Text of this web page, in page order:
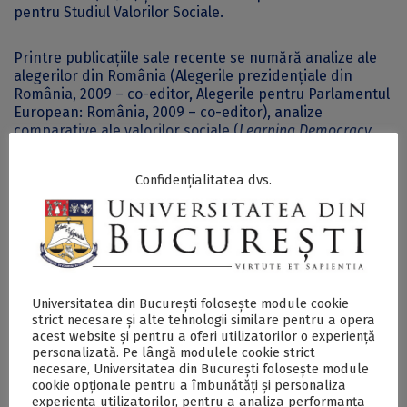
pentru Studiul Valorilor Sociale.
Printre publicațiile sale recente se numără analize ale
alegerilor din România (Alegerile prezidențiale din
România, 2009 – co-editor, Alegerile pentru Parlamentul
European: România, 2009 – co-editor), analize
comparative ale valorilor sociale (Learning Democracy
Springer, și articole publicate înEuropean Political
Science Review, Studia Politicași Calitatea Vieții), precum
și o serie de baze de date despre parlamentarii români
din 1990 în 2012 ( Studii Electorale Românești:
Parlamentari Români).
Mai multe detalii despre seminarul ”Open Government
Partnership: Stat și societate civilă” pot fi consultateaici.
Postări Asemănătoare:
Confidențialitatea dvs.
Universitatea din București folosește module cookie
strict necesare și alte tehnologii similare pentru a opera
acest website și pentru a oferi utilizatorilor o experiență
personalizată. Pe lângă modulele cookie strict
necesare, Universitatea din București folosește module
cookie opționale pentru a îmbunătăți și personaliza
experiența utilizatorilor, pentru a analiza performanța